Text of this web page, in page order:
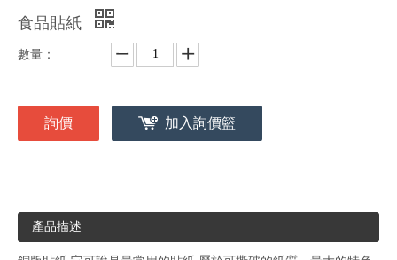
食品貼紙
數量：
詢價 加入詢價籃
產品描述